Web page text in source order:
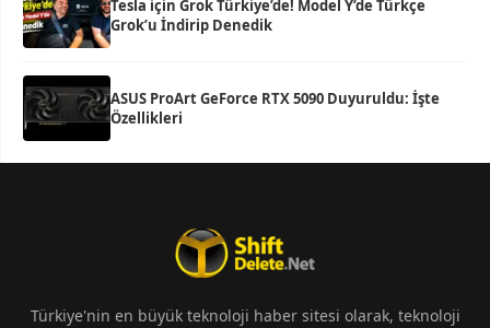
Tesla için Grok Türkiye’de! Model Y’de Türkçe
Grok’u İndirip Denedik
ASUS ProArt GeForce RTX 5090 Duyuruldu: İşte
Özellikleri
Türkiye'nin en büyük teknoloji haber sitesi olarak, teknoloji